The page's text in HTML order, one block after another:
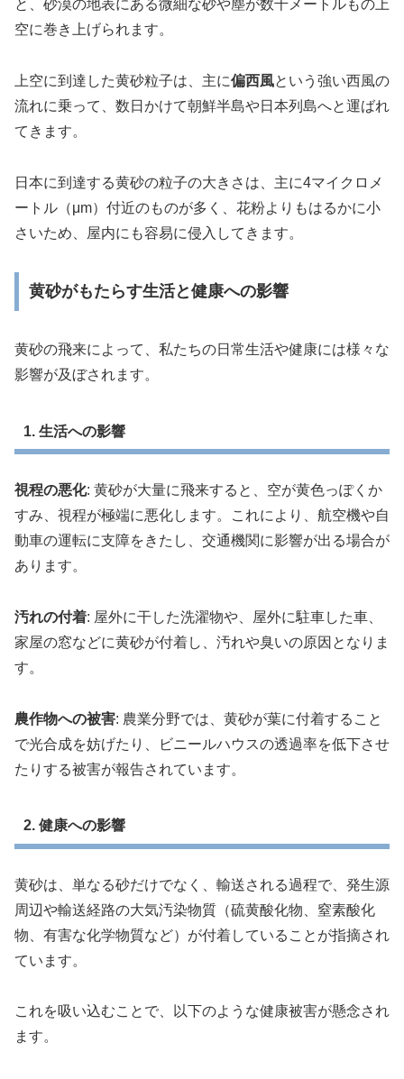
と、砂漠の地表にある微細な砂や塵が数千メートルもの上
空に巻き上げられます。
上空に到達した黄砂粒子は、主に偏西風という強い西風の
流れに乗って、数日かけて朝鮮半島や日本列島へと運ばれ
てきます。
日本に到達する黄砂の粒子の大きさは、主に4マイクロメ
ートル（μm）付近のものが多く、花粉よりもはるかに小
さいため、屋内にも容易に侵入してきます。
黄砂がもたらす生活と健康への影響
黄砂の飛来によって、私たちの日常生活や健康には様々な
影響が及ぼされます。
1. 生活への影響
視程の悪化: 黄砂が大量に飛来すると、空が黄色っぽくか
すみ、視程が極端に悪化します。これにより、航空機や自
動車の運転に支障をきたし、交通機関に影響が出る場合が
あります。
汚れの付着: 屋外に干した洗濯物や、屋外に駐車した車、
家屋の窓などに黄砂が付着し、汚れや臭いの原因となりま
す。
農作物への被害: 農業分野では、黄砂が葉に付着すること
で光合成を妨げたり、ビニールハウスの透過率を低下させ
たりする被害が報告されています。
2. 健康への影響
黄砂は、単なる砂だけでなく、輸送される過程で、発生源
周辺や輸送経路の大気汚染物質（硫黄酸化物、窒素酸化
物、有害な化学物質など）が付着していることが指摘され
ています。
これを吸い込むことで、以下のような健康被害が懸念され
ます。